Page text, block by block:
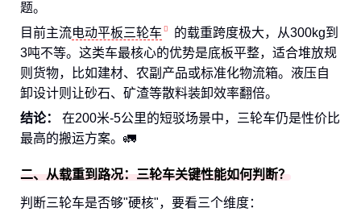
题。
目前主流电动平板三轮车
的载重跨度极大，从300kg到
3吨不等。这类车最核心的优势是底板平整，适合堆放规
则货物，比如建材、农副产品或标准化物流箱。液压自
卸设计则让砂石、矿渣等散料装卸效率翻倍。
结论：
在200米-5公里的短驳场景中，三轮车仍是性价比
最高的搬运方案。🚛
二、从载重到路况：三轮车关键性能如何判断？
判断三轮车是否够"硬核"，要看三个维度：